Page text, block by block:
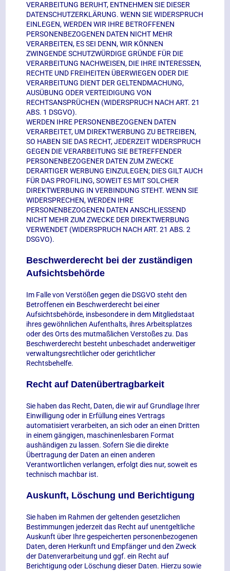
VERARBEITUNG BERUHT, ENTNEHMEN SIE DIESER
DATENSCHUTZERKLÄRUNG. WENN SIE WIDERSPRUCH
EINLEGEN, WERDEN WIR IHRE BETROFFENEN
PERSONENBEZOGENEN DATEN NICHT MEHR
VERARBEITEN, ES SEI DENN, WIR KÖNNEN
ZWINGENDE SCHUTZWÜRDIGE GRÜNDE FÜR DIE
VERARBEITUNG NACHWEISEN, DIE IHRE INTERESSEN,
RECHTE UND FREIHEITEN ÜBERWIEGEN ODER DIE
VERARBEITUNG DIENT DER GELTENDMACHUNG,
AUSÜBUNG ODER VERTEIDIGUNG VON
RECHTSANSPRÜCHEN (WIDERSPRUCH NACH ART. 21
ABS. 1 DSGVO).
WERDEN IHRE PERSONENBEZOGENEN DATEN
VERARBEITET, UM DIREKTWERBUNG ZU BETREIBEN,
SO HABEN SIE DAS RECHT, JEDERZEIT WIDERSPRUCH
GEGEN DIE VERARBEITUNG SIE BETREFFENDER
PERSONENBEZOGENER DATEN ZUM ZWECKE
DERARTIGER WERBUNG EINZULEGEN; DIES GILT AUCH
FÜR DAS PROFILING, SOWEIT ES MIT SOLCHER
DIREKTWERBUNG IN VERBINDUNG STEHT. WENN SIE
WIDERSPRECHEN, WERDEN IHRE
PERSONENBEZOGENEN DATEN ANSCHLIESSEND
NICHT MEHR ZUM ZWECKE DER DIREKTWERBUNG
VERWENDET (WIDERSPRUCH NACH ART. 21 ABS. 2
DSGVO).
Beschwerderecht bei der zuständigen
Aufsichtsbehörde
Im Falle von Verstößen gegen die DSGVO steht den
Betroffenen ein Beschwerderecht bei einer
Aufsichtsbehörde, insbesondere in dem Mitgliedstaat
ihres gewöhnlichen Aufenthalts, ihres Arbeitsplatzes
oder des Orts des mutmaßlichen Verstoßes zu. Das
Beschwerderecht besteht unbeschadet anderweitiger
verwaltungsrechtlicher oder gerichtlicher
Rechtsbehelfe.
Recht auf Datenübertragbarkeit
Sie haben das Recht, Daten, die wir auf Grundlage Ihrer
Einwilligung oder in Erfüllung eines Vertrags
automatisiert verarbeiten, an sich oder an einen Dritten
in einem gängigen, maschinenlesbaren Format
aushändigen zu lassen. Sofern Sie die direkte
Übertragung der Daten an einen anderen
Verantwortlichen verlangen, erfolgt dies nur, soweit es
technisch machbar ist.
Auskunft, Löschung und Berichtigung
Sie haben im Rahmen der geltenden gesetzlichen
Bestimmungen jederzeit das Recht auf unentgeltliche
Auskunft über Ihre gespeicherten personenbezogenen
Daten, deren Herkunft und Empfänger und den Zweck
der Datenverarbeitung und ggf. ein Recht auf
Berichtigung oder Löschung dieser Daten. Hierzu sowie